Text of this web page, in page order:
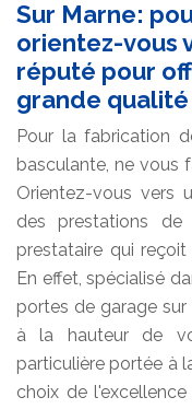
Sur Marne:
orientez-vous
réputé pour
grande qualité
Pour la fabrication
basculante, ne vous
Orientez-vous vers
des prestations
prestataire qui
En effet, spécialisé
portes de garage
à la hauteur de
particulière portée à
choix de